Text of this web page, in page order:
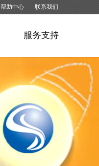
帮助中心 联系我们
服务支持